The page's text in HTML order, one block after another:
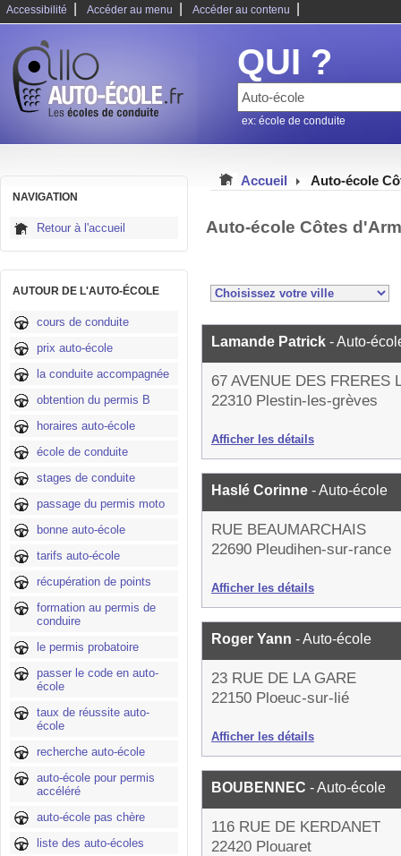
Accessibilité Accéder au menu Accéder au contenu
QUI ?
ex: école de conduite
NAVIGATION
Retour à l'accueil
AUTOUR DE L'AUTO-ÉCOLE
cours de conduite
prix auto-école
la conduite accompagnée
obtention du permis B
horaires auto-école
école de conduite
stages de conduite
passage du permis moto
bonne auto-école
tarifs auto-école
récupération de points
formation au permis de
conduire
le permis probatoire
passer le code en auto-
école
taux de réussite auto-
école
recherche auto-école
auto-école pour permis
accéléré
auto-école pas chère
liste des auto-écoles
Accueil Auto-école
Auto-école Côtes
Lamande Patrick - Auto-
67 AVENUE DES FRERES
22310 Plestin-les-grèves
Afficher les détails
Haslé Corinne - Auto-école
RUE BEAUMARCHAIS
22690 Pleudihen-sur-rance
Afficher les détails
Roger Yann - Auto-école
23 RUE DE LA GARE
22150 Ploeuc-sur-lié
Afficher les détails
BOUBENNEC - Auto-école
116 RUE DE KERDANET
22420 Plouaret